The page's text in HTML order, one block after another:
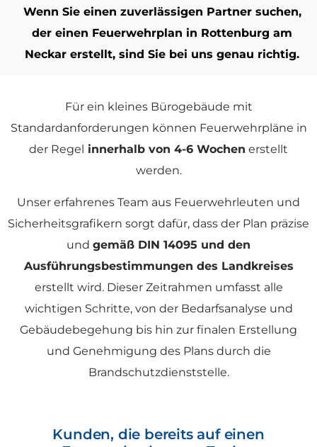
Wenn Sie einen zuverlässigen Partner suchen,
der einen Feuerwehrplan in Rottenburg am
Neckar erstellt, sind Sie bei uns genau richtig.
Für ein kleines Bürogebäude mit
Standardanforderungen können Feuerwehrpläne in
der Regel innerhalb von 4-6 Wochen erstellt
werden.
Unser erfahrenes Team aus Feuerwehrleuten und
Sicherheitsgrafikern sorgt dafür, dass der Plan präzise
und gemäß DIN 14095 und den
Ausführungsbestimmungen des Landkreises
erstellt wird. Dieser Zeitrahmen umfasst alle
wichtigen Schritte, von der Bedarfsanalyse und
Gebäudebegehung bis hin zur finalen Erstellung
und Genehmigung des Plans durch die
Brandschutzdienststelle.
Kunden, die bereits auf einen